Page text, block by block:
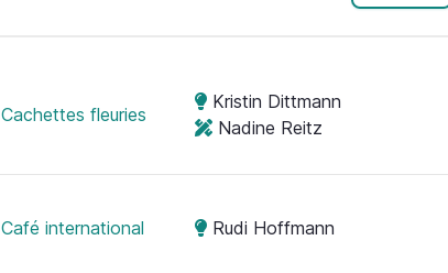
Cachettes fleuries
Kristin Dittmann
Nadine Reitz
Café international Rudi Hoffmann